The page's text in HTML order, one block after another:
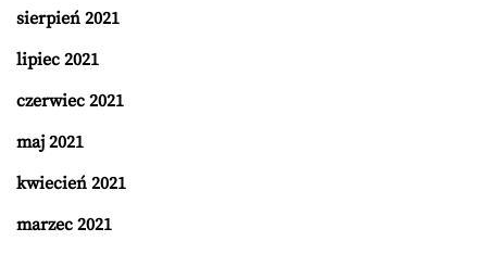
sierpień 2021
lipiec 2021
czerwiec 2021
maj 2021
kwiecień 2021
marzec 2021